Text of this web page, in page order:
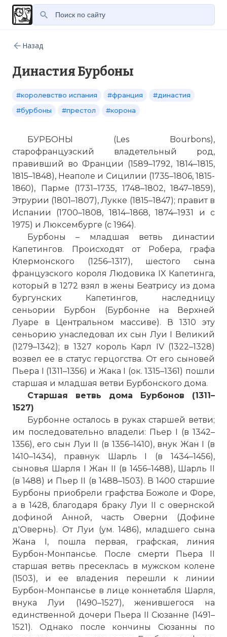
Назад
Династия Бурбоны
#королевство испания #франция
#династия
#бурбоны
#престол #корона
БУРБОНЫ (Les Bourbons),
старофранцузский владетельный род,
правивший во Франции (1589–1792, 1814–1815,
1815–1848), Неаполе и Сицилии (1735–1806, 1815-
1860), Парме (1731–1735, 1748–1802, 1847–1859),
Этрурии (1801–1807), Лукке (1815–1847); правит в
Испании (1700–1808, 1814–1868, 1874–1931 и с
1975) и Люксембурге (с 1964).
Бурбоны – младшая ветвь династии
Капетингов. Происходят от Робера, графа
Клермонского (1256–1317), шестого сына
французского короля Людовика IX Капетинга,
который в 1272 взял в жены Беатрису из дома
бургунских Капетингов, наследницу
сеньории Бурбон (Бурбонне на Верхней
Луаре в Центральном массиве). В 1310 эту
сеньорию унаследовал их сын Луи I Великий
(1279–1342); в 1327 король Карл IV (1322–1328)
возвел ее в статус герцогства. От его сыновей
Пьера I (1311–1356) и Жака I (ок. 1315–1361) пошли
старшая и младшая ветви Бурбонского дома.
Старшая ветвь дома Бурбонов (1311–
1527)
Бурбонне осталось в руках старшей ветви;
им последовательно владели: Пьер I (в 1342–
1356), его сын Луи II (в 1356–1410), внук Жан I (в
1410–1434), правнук Шарль I (в 1434–1456),
сыновья Шарля I Жан II (в 1456–1488), Шарль II
(в 1488) и Пьер II (в 1488–1503). В 1400 старшие
Бурбоны приобрели графства Божоле и Форе,
а в 1428, благодаря браку Луи II с овернской
дофиной Анной, часть Оверни (Дофине
д'Овернь). От Луи (ум. 1486), младшего сына
Жана I, пошла первая, графская, линия
Бурбон-Монпансье. После смерти Пьера II
старшая ветвь пресеклась в мужском колене
(1503), и ее владения перешли к линии
Бурбон-Монпансье в лице коннетабля Шарля,
внука Луи (1490–1527), женившегося на
единственной дочери Пьера II Сюзанне (1491–
1521). Однако после кончины Сюзанны по